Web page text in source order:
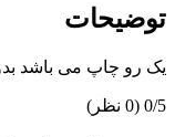
توضیحات
یک رو چاپ می باشد
‫0/5 ‫(0 نظر)